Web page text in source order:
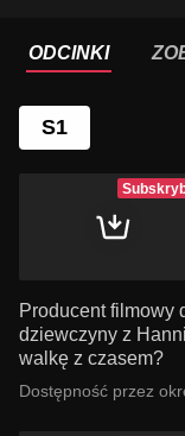
ODCINKI
S1
Producent filmowy
dziewczyny z
walkę z czasem?
Dostępność przez